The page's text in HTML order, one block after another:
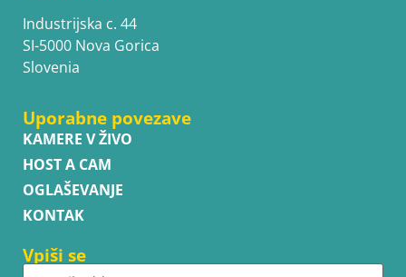
Industrijska c. 44
SI-5000 Nova Gorica
Slovenia
Uporabne povezave
KAMERE V ŽIVO
HOST A CAM
OGLAŠEVANJE
KONTAK
Vpiši se